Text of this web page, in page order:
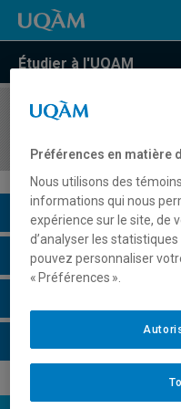
Étudier à l'UQAM
COURS//
Description du cours
Horaire - Été 2026
Préférences en matière
Nous utilisons des
informations qui nous
expérience sur le site, de
d’analyser les
pouvez personnaliser
« Préférences ».